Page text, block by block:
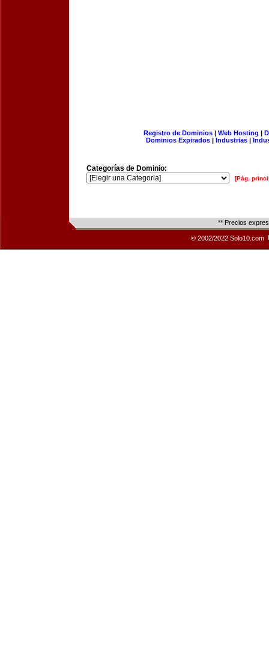
Registro de Dominios| Web Hosting |
Dominios Expirados | Industrias |
Categorías de Dominio:
[Pág.
** Precios
© 2002/2022 Solo10.com